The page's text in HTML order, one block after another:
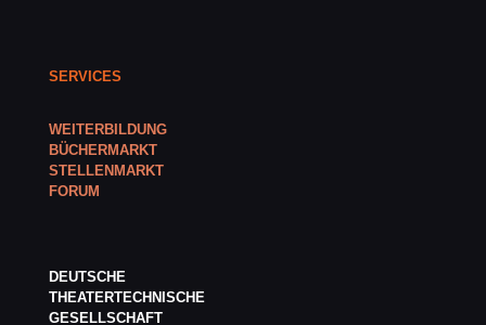
SERVICES
WEITERBILDUNG
BÜCHERMARKT
STELLENMARKT
FORUM
DEUTSCHE
THEATERTECHNISCHE
GESELLSCHAFT